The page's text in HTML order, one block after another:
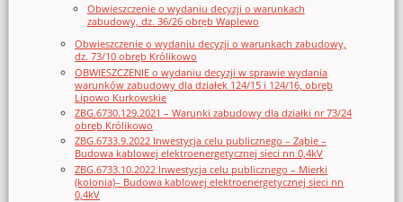
Obwieszczenie o wydaniu decyzji o warunkach
zabudowy, dz. 36/26 obręb Waplewo
Obwieszczenie o wydaniu decyzji o warunkach zabudowy,
dz. 73/10 obręb Królikowo
OBWIESZCZENIE o wydaniu decyzji w sprawie wydania
warunków zabudowy dla działek 124/15 i 124/16, obręb
Lipowo Kurkowskie
ZBG.6730.129.2021 – Warunki zabudowy dla działki nr 73/24
obręb Królikowo
ZBG.6733.9.2022 Inwestycja celu publicznego – Ząbie –
Budowa kablowej elektroenergetycznej sieci nn 0,4kV
ZBG.6733.10.2022 Inwestycja celu publicznego – Mierki
(kolonia)– Budowa kablowej elektroenergetycznej sieci nn
0,4kV